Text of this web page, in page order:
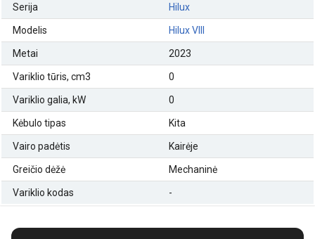
Serija Hilux
Modelis Hilux VIII
Metai 2023
Variklio tūris, cm3 0
Variklio galia, kW 0
Kėbulo tipas Kita
Vairo padėtis Kairėje
Greičio dėžė Mechaninė
Variklio kodas -